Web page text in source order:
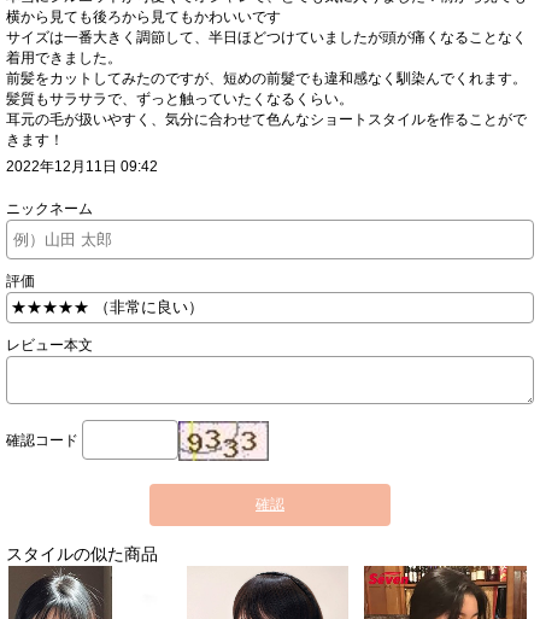
横から見ても後ろから見てもかわいいです
サイズは一番大きく調節して、半日ほどつけていましたが頭が痛くなることなく
着用できました。
前髪をカットしてみたのですが、短めの前髮でも違和感なく馴染んでくれます。
髪質もサラサラで、ずっと触っていたくなるくらい。
耳元の毛が扱いやすく、気分に合わせて色んなショートスタイルを作ることがで
きます！
2022年12月11日 09:42
ニックネーム
評価
レビュー本文
確認コード
確認
スタイルの似た商品